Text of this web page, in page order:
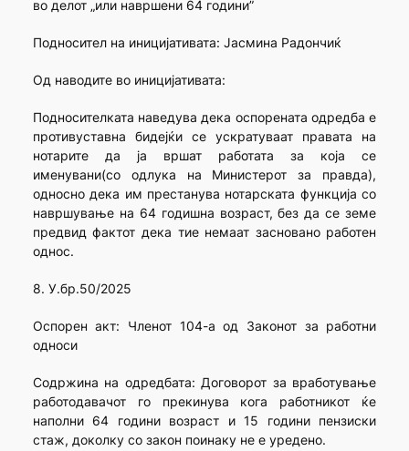
во делот „или навршени 64 години”
Подносител на иницијативата: Јасмина Радончиќ
Од наводите во иницијативата:
Подносителката наведува дека оспорената одредба е
противуставна бидејќи се ускратуваат правата на
нотарите да ја вршат работата за која се
именувани(со одлука на Министерот за правда),
односно дека им престанува нотарската функција со
навршување на 64 годишна возраст, без да се земе
предвид фактот дека тие немаат засновано работен
однос.
8. У.бр.50/2025
Оспорен акт: Членот 104-а од Законот за работни
односи
Содржина на одредбата: Договорот за вработување
работодавачот го прекинува кога работникот ќе
наполни 64 години возраст и 15 години пензиски
стаж, доколку со закон поинаку не е уредено.